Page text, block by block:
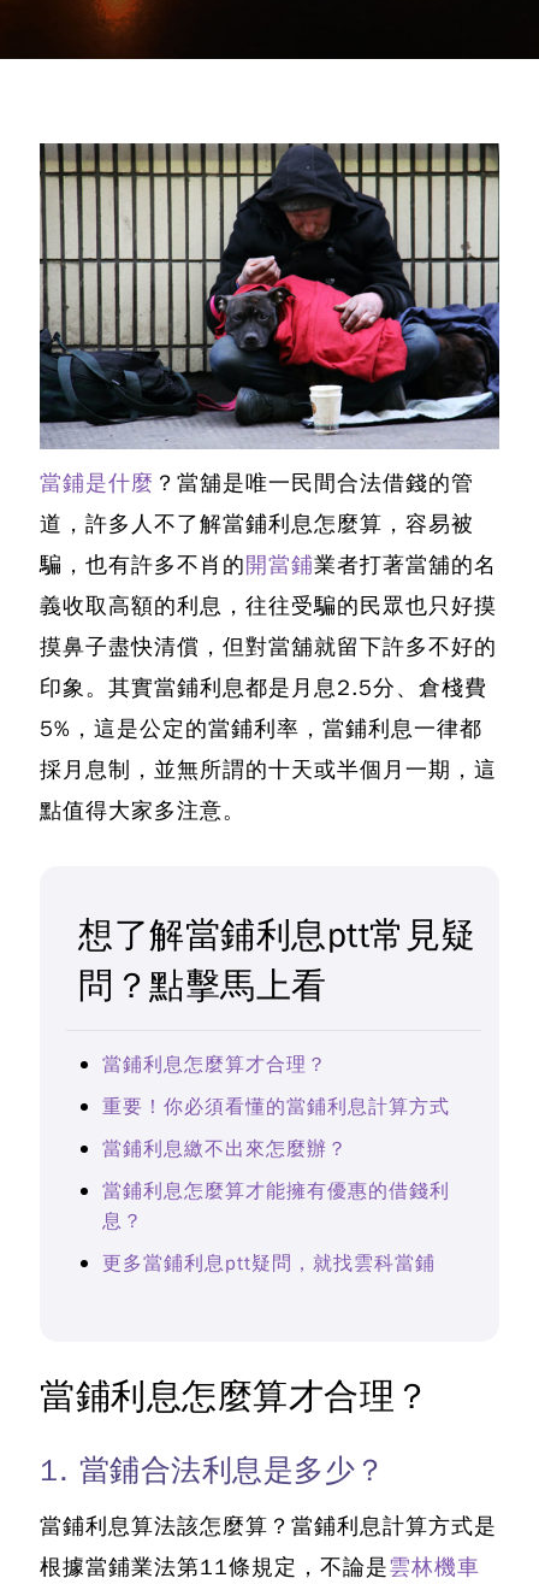
當鋪是什麼 ？當舖是唯一民間合法借錢的管
道，許多人不了解當鋪利息怎麼算 ，容易被
騙，也有許多不肖的開當鋪業者打著當舖的名
義收取高額的利息，往往受騙的民眾也只好摸
摸鼻子盡快清償，但對當舖就留下許多不好的
印象。其實當鋪利息都是月息2.5分、倉棧費
5%，這是公定的當鋪利率 ，當鋪利息一律都
採月息制，並無所謂的十天或半個月一期，這
點值得大家多注意。
想了解當鋪利息ptt常見疑
問？點擊馬上看
當鋪利息怎麼算才合理？
重要！你必須看懂的當鋪利息計算方式
當鋪利息繳不出來怎麼辦？
當鋪利息怎麼算才能擁有優惠的借錢利
息？
更多當鋪利息ptt疑問，就找雲科當鋪
當鋪利息怎麼算才合理？
1. 當鋪合法利息是多少？
當鋪利息算法該怎麼算？ 當鋪利息計算方式是
根據當鋪業法第11條規定，不論是雲林機車